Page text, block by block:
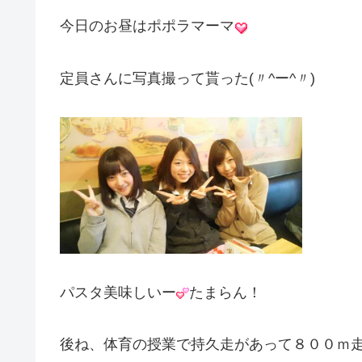
今日のお昼はポポラマーマ
定員さんに写真撮って貰った(〃^ー^〃)
パスタ美味しいー たまらん！
後ね、体育の授業で持久走があって８００ｍ